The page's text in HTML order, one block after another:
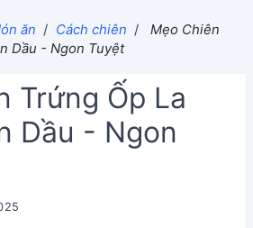
ăn / Cách chiên /
Mẹo Chiên
Dầu - Ngon Tuyệt
Trứng Ốp La
Dầu - Ngon